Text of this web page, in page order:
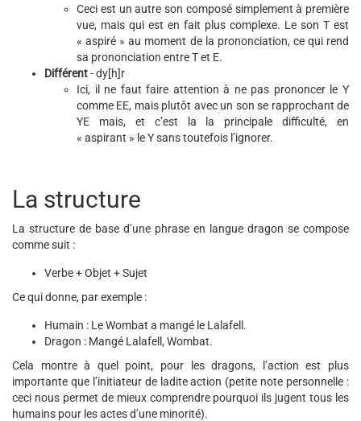
Ceci est un autre son composé simplement à première
vue, mais qui est en fait plus complexe. Le son T est
« aspiré » au moment de la prononciation, ce qui rend
sa prononciation entre T et E.
Différent- dy[h]r
Ici, il ne faut faire attention à ne pas prononcer le Y
comme EE, mais plutôt avec un son se rapprochant de
YE mais, et c’est la la principale difficulté, en
« aspirant » le Y sans toutefois l’ignorer.
La structure
La structure de base d’une phrase en langue dragon se compose
comme suit :
Verbe + Objet + Sujet
Ce qui donne, par exemple :
Humain : Le Wombat a mangé le Lalafell.
Dragon : Mangé Lalafell, Wombat.
Cela montre à quel point, pour les dragons, l’action est plus
importante que l’initiateur de ladite action (petite note personnelle :
ceci nous permet de mieux comprendre pourquoi ils jugent tous les
humains pour les actes d’une minorité).